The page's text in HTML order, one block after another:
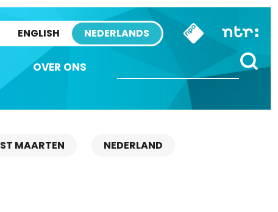
ENGLISH NEDERLANDS
OVER ONS
ST MAARTEN NEDERLAND